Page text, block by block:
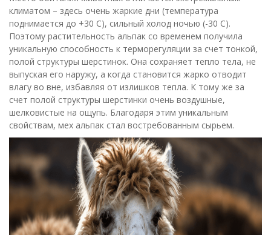
климатом – здесь очень жаркие дни (температура
поднимается до +30 С), сильный холод ночью (-30 С).
Поэтому растительность альпак со временем получила
уникальную способность к терморегуляции за счет тонкой,
полой структуры шерстинок. Она сохраняет тепло тела, не
выпуская его наружу, а когда становится жарко отводит
влагу во вне, избавляя от излишков тепла. К тому же за
счет полой структуры шерстинки очень воздушные,
шелковистые на ощупь. Благодаря этим уникальным
свойствам, мех альпак стал востребованным сырьем.